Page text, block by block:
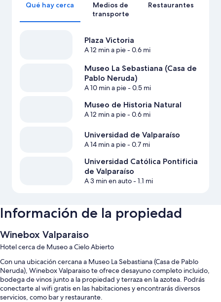
Qué hay cerca
Medios de
transporte
Restaurantes
Plaza Victoria
A 12 min a pie- 0.6 mi
Museo La Sebastiana (Casa de
Pablo Neruda)
A 10 min a pie- 0.5 mi
Museo de Historia Natural
A 12 min a pie- 0.6 mi
Universidad de Valparaíso
A 14 min a pie- 0.7 mi
Universidad Católica Pontificia
de Valparaíso
A 3 min en auto- 1.1 mi
Información de la propiedad
Winebox Valparaiso
Hotel cerca de Museo a Cielo Abierto
Con una ubicación cercana a Museo La Sebastiana (Casa de Pablo
Neruda), Winebox Valparaiso te ofrece desayuno completo incluido,
bodega de vinos junto a la propiedad y terraza en la azotea. Podrás
conectarte al wifi gratis en las habitaciones y encontrarás diversos
servicios, como bar y restaurante.